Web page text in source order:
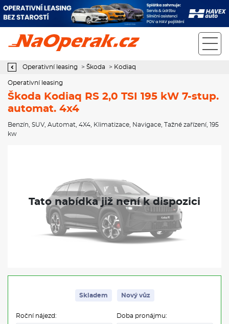
Operativní leasing Škoda Kodiaq RS 2,0 TSI 195 kW 7-stup.
Operativní leasing > Škoda > Kodiaq
Operativní leasing
Škoda Kodiaq RS 2,0 TSI 195 kW 7-stup.
automat. 4x4
Benzín SUV, Automat 4X4 Klimatizace Navigace Tažné zařízení, 195
kw
Skladem Nový vůz
Roční nájezd: Doba pronájmu: